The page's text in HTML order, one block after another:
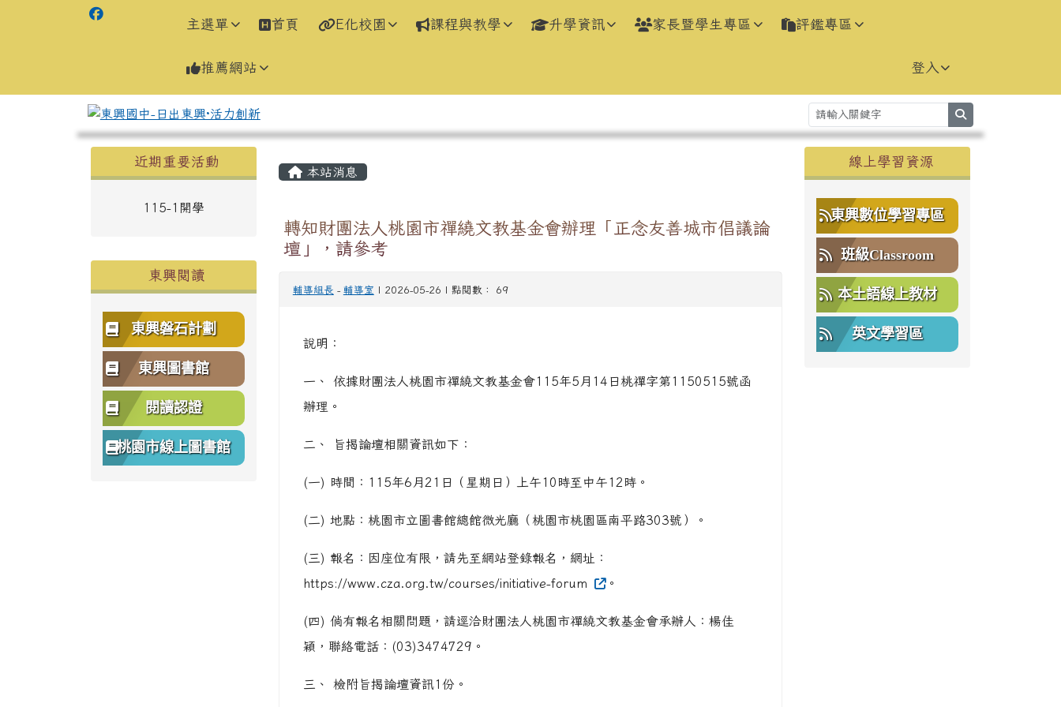
主選單 首頁 E化校園 課程與教學 升學資訊 家長暨學生專區 評鑑專區
推薦網站 登入
左邊區域內容
近期重要活動
115-1開學
東興閱讀
東興磐石計劃
東興圖書館
閱讀認證
桃園市線上圖書館
主內容區域
本站消息
轉知財團法人桃園市禪繞文教基金會辦理「正念友善城市倡議論
壇」，請參考
輔導組長 - 輔導室 | 2026-05-26 | 點閱數： 69
說明：
一、 依據財團法人桃園市禪繞文教基金會115年5月14日桃禪字第1150515號函
辦理。
二、 旨揭論壇相關資訊如下：
(一) 時間：115年6月21日（星期日）上午10時至中午12時。
(二) 地點：桃園市立圖書館總館微光廳（桃園市桃園區南平路303號）。
(三) 報名：因座位有限，請先至網站登錄報名，網址：
https://www.cza.org.tw/courses/initiative-forum
。
(四) 倘有報名相關問題，請逕洽財團法人桃園市禪繞文教基金會承辦人：楊佳
穎，聯絡電話：(03)3474729。
三、 檢附旨揭論壇資訊1份。
右邊區域內容
線上學習資源
東興數位學習專區
班級Classroom
本土語線上教材
英文學習區